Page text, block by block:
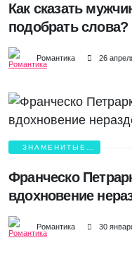
Как сказать
подобрать слова?
Романтика 26
ЗНАМЕНИТЫЕ
Франческо
вдохновение
Романтика 30